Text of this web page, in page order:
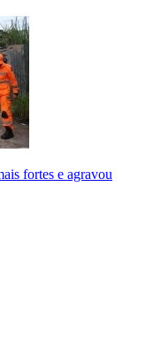
fortes e agravou